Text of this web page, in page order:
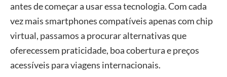
antes de começar a usar essa tecnologia. Com cada
vez mais smartphones compatíveis apenas com chip
virtual, passamos a procurar alternativas que
oferecessem praticidade, boa cobertura e preços
acessíveis para viagens internacionais.